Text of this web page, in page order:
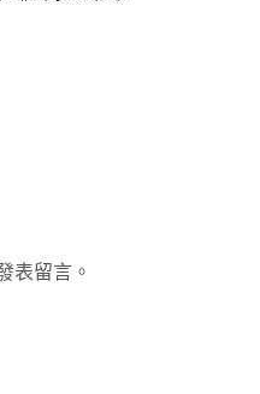
表留言。